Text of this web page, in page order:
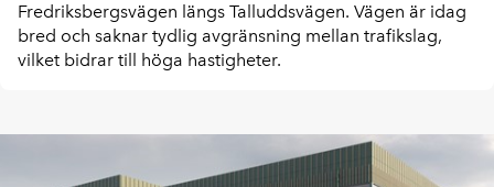
Fredriksbergsvägen längs Talluddsvägen. Vägen är idag
bred och saknar tydlig avgränsning mellan trafikslag,
vilket bidrar till höga hastigheter.